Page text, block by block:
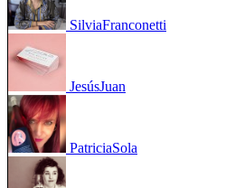
SilviaFranconetti
JesúsJuan
PatriciaSola